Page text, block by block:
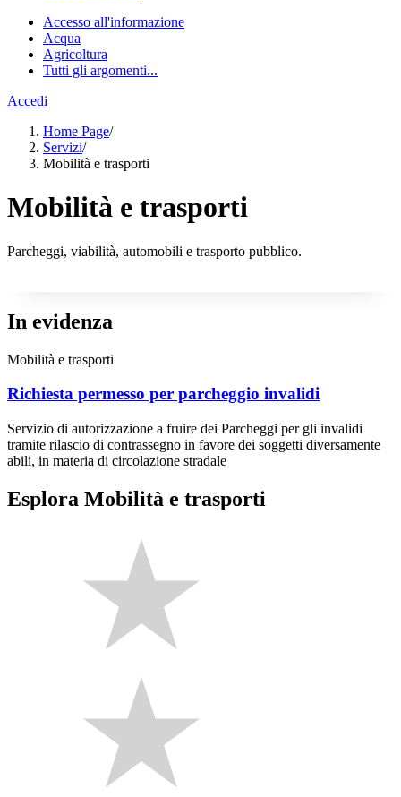
Accesso all'informazione
Acqua
Agricoltura
Tutti gli argomenti...
Accedi
Home Page/
Servizi/
Mobilità e trasporti
Mobilità e trasporti
Parcheggi, viabilità, automobili e trasporto pubblico.
In evidenza
Mobilità e trasporti
Richiesta permesso per parcheggio invalidi
Servizio di autorizzazione a fruire dei Parcheggi per gli invalidi
tramite rilascio di contrassegno in favore dei soggetti diversamente
abili, in materia di circolazione stradale
Esplora Mobilità e trasporti